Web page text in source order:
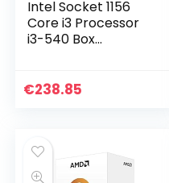
Intel Socket 1156
Core i3 Processor
i3-540 Box
€238.85